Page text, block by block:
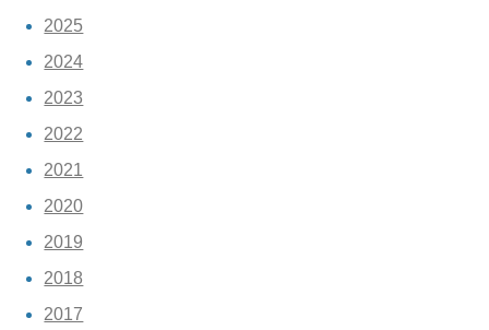
2025
2024
2023
2022
2021
2020
2019
2018
2017